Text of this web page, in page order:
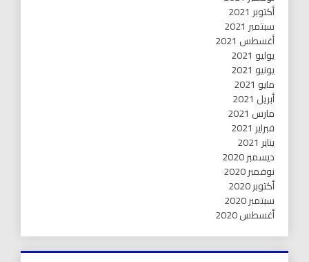
أكتوبر 2021
سبتمبر 2021
أغسطس 2021
يوليو 2021
يونيو 2021
مايو 2021
أبريل 2021
مارس 2021
فبراير 2021
يناير 2021
ديسمبر 2020
نوفمبر 2020
أكتوبر 2020
سبتمبر 2020
أغسطس 2020